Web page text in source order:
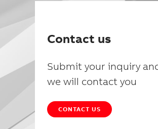
Contact us
Submit your inquiry
we will contact you
CONTACT US